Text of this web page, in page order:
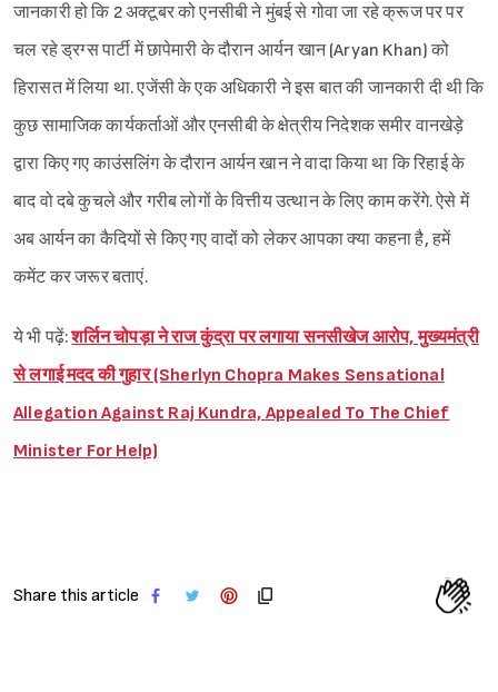
जानकारी हो कि 2 अक्टूबर को एनसीबी ने मुंबई से गोवा जा रहे क्रूज पर पर
चल रहे ड्रग्स पार्टी में छापेमारी के दौरान आर्यन खान (Aryan Khan) को
हिरासत में लिया था. एजेंसी के एक अधिकारी ने इस बात की जानकारी दी थी कि
कुछ सामाजिक कार्यकर्ताओं और एनसीबी के क्षेत्रीय निदेशक समीर वानखेड़े
द्वारा किए गए काउंसलिंग के दौरान आर्यन खान ने वादा किया था कि रिहाई के
बाद वो दबे कुचले और गरीब लोगों के वित्तीय उत्थान के लिए काम करेंगे. ऐसे में
अब आर्यन का कैदियों से किए गए वादों को लेकर आपका क्या कहना है, हमें
कमेंट कर जरूर बताएं.
ये भी पढ़ें:शर्लिन चोपड़ा ने राज कुंद्रा पर लगाया सनसीखेज आरोप, मुख्यमंत्री
से लगाई मदद की गुहार (Sherlyn Chopra Makes Sensational
Allegation Against Raj Kundra, Appealed To The Chief
Minister For Help)
Share this article